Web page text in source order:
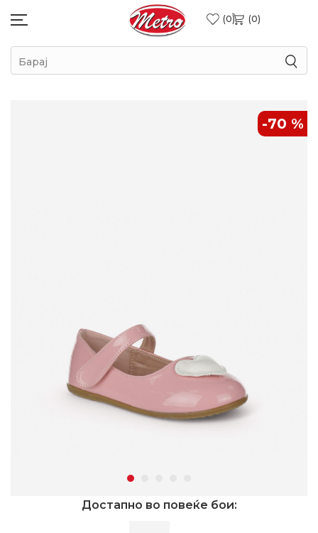
0 0
Барај
-70 %
Достапно во повеќе бои: